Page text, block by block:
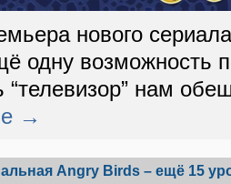
нового
одну возможность
“телевизор” нам
→
Angry Birds – ещё 15